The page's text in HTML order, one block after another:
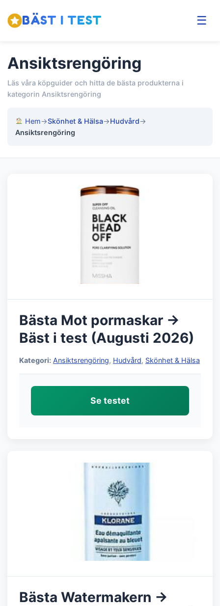
BÄST I TEST ☰
Ansiktsrengöring
Läs våra köpguider och hitta de bästa produkterna i
kategorin Ansiktsrengöring
Hem→Skönhet & Hälsa→Hudvård→
Ansiktsrengöring
Bästa Mot pormaskar →
Bäst i test (Augusti 2026)
Kategori: Ansiktsrengöring, Hudvård, Skönhet & Hälsa
Se testet
Bästa Watermakern →